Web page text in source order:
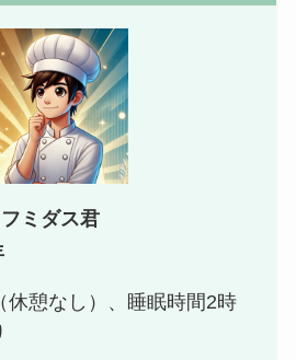
フミダス君
憩なし）、睡眠時間2時